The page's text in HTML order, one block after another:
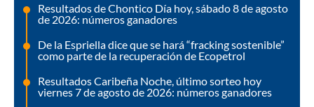
Resultados de Chontico Día hoy, sábado 8 de agosto
de 2026: números ganadores
De la Espriella dice que se hará “fracking sostenible”
como parte de la recuperación de Ecopetrol
Resultados Caribeña Noche, último sorteo hoy
viernes 7 de agosto de 2026: números ganadores